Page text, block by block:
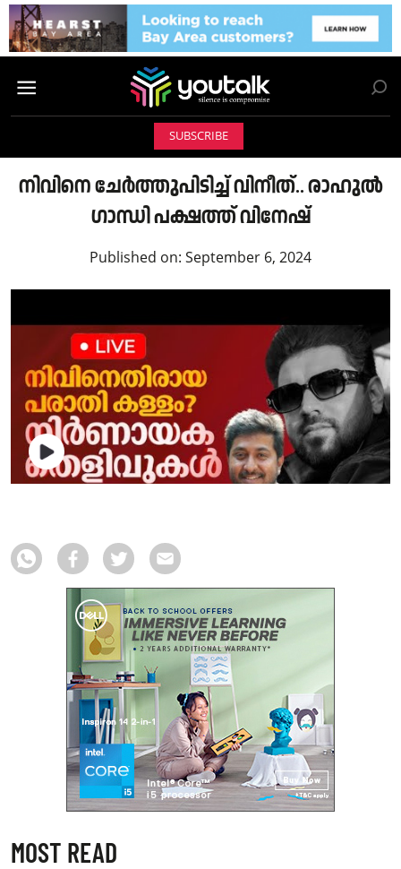
SUBSCRIBE
നിവിനെ ചേർത്തുപിടിച്ച് വിനീത്.. രാഹുൽ
ഗാന്ധി പക്ഷത്ത് വിനേഷ്
Published on: September 6, 2024
MOST READ